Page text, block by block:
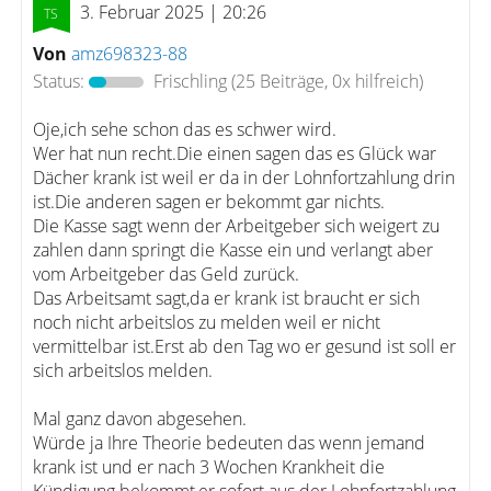
3. Februar 2025 | 20:26
Von amz698323-88
Status:
Frischling(25 Beiträge, 0x hilfreich)
Oje,ich sehe schon das es schwer wird.
Wer hat nun recht.Die einen sagen das es Glück war
Dächer krank ist weil er da in der Lohnfortzahlung drin
ist.Die anderen sagen er bekommt gar nichts.
Die Kasse sagt wenn der Arbeitgeber sich weigert zu
zahlen dann springt die Kasse ein und verlangt aber
vom Arbeitgeber das Geld zurück.
Das Arbeitsamt sagt,da er krank ist braucht er sich
noch nicht arbeitslos zu melden weil er nicht
vermittelbar ist.Erst ab den Tag wo er gesund ist soll er
sich arbeitslos melden.
Mal ganz davon abgesehen.
Würde ja Ihre Theorie bedeuten das wenn jemand
krank ist und er nach 3 Wochen Krankheit die